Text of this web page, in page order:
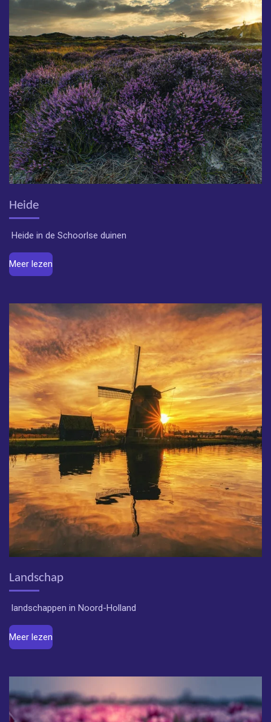
Heide
Heide in de Schoorlse duinen
Meer lezen
Landschap
landschappen in Noord-Holland
Meer lezen